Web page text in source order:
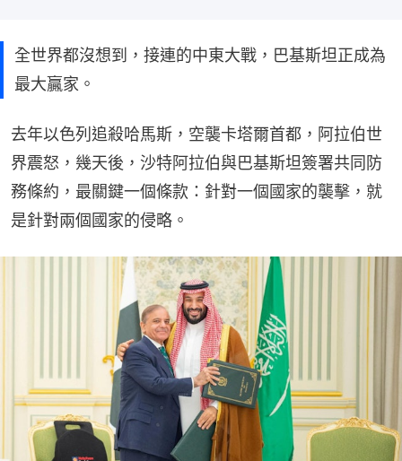
全世界都沒想到，接連的中東大戰，巴基斯坦正成為
最大贏家。
去年以色列追殺哈馬斯，空襲卡塔爾首都，阿拉伯世
界震怒，幾天後，沙特阿拉伯與巴基斯坦簽署共同防
務條約，最關鍵一個條款：針對一個國家的襲擊，就
是針對兩個國家的侵略。